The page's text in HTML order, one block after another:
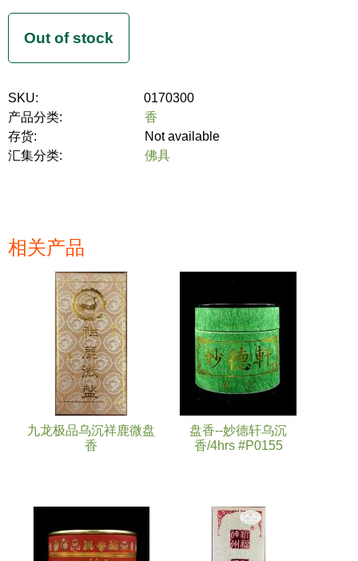
SKU:
0170300
产品分类:
香
存货:
Not available
汇集分类:
佛具
相关产品
九龙极品乌沉祥鹿微盘
香
盘香--妙德轩乌沉
香/4hrs #P0155